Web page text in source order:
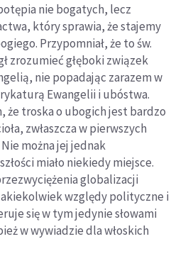
nie bogatych, lecz
który sprawia, że stajemy
Przypomniał, że to św.
zrozumieć głęboki związek
nie popadając zarazem w
Ewangelii i ubóstwa.
że troska o ubogich jest bardzo
zwłaszcza w pierwszych
można jej jednak
miało niekiedy miejsce.
globalizacji
względy polityczne i
się w tym jedynie słowami
w wywiadzie dla włoskich